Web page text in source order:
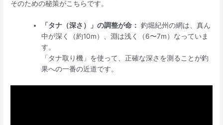
そのための秘策がこちらです。
「タナ（深さ）」の調整が命： 釣堀紀州の網は、真ん
中が深く（約10m）、淵は浅く（6〜7m）なっていま
す。
「タナ取り機」を使って、正確な深さを測ることが釣
果への一番の近道です。